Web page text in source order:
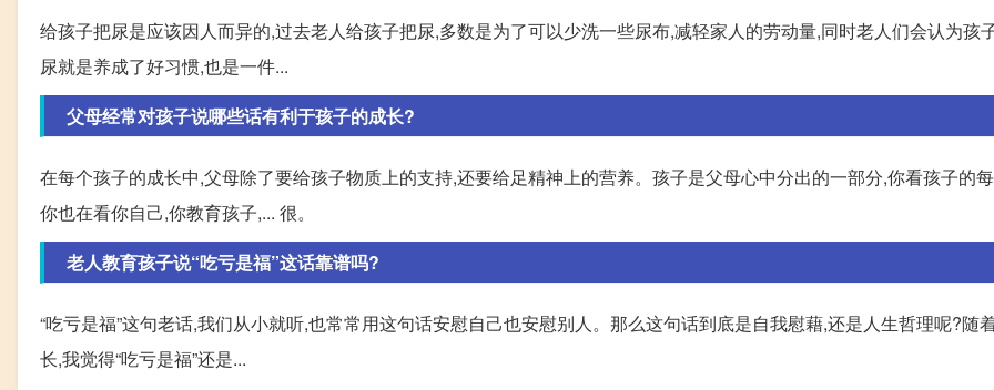
给孩子把尿是应该因人而异的,过去老人给孩子把尿,多数是为了可以少洗一些尿布,减轻家人的劳动量,同时老人们会认为孩
尿就是养成了好习惯,也是一件...
父母经常对孩子说哪些话有利于孩子的成长?
在每个孩子的成长中,父母除了要给孩子物质上的支持,还要给足精神上的营养。孩子是父母心中分出的一部分,你看孩子的
你也在看你自己,你教育孩子,... 很。
老人教育孩子说“吃亏是福”这话靠谱吗?
“吃亏是福”这句老话,我们从小就听,也常常用这句话安慰自己也安慰别人。那么这句话到底是自我慰藉,还是人生哲理呢?随
长,我觉得“吃亏是福”还是...